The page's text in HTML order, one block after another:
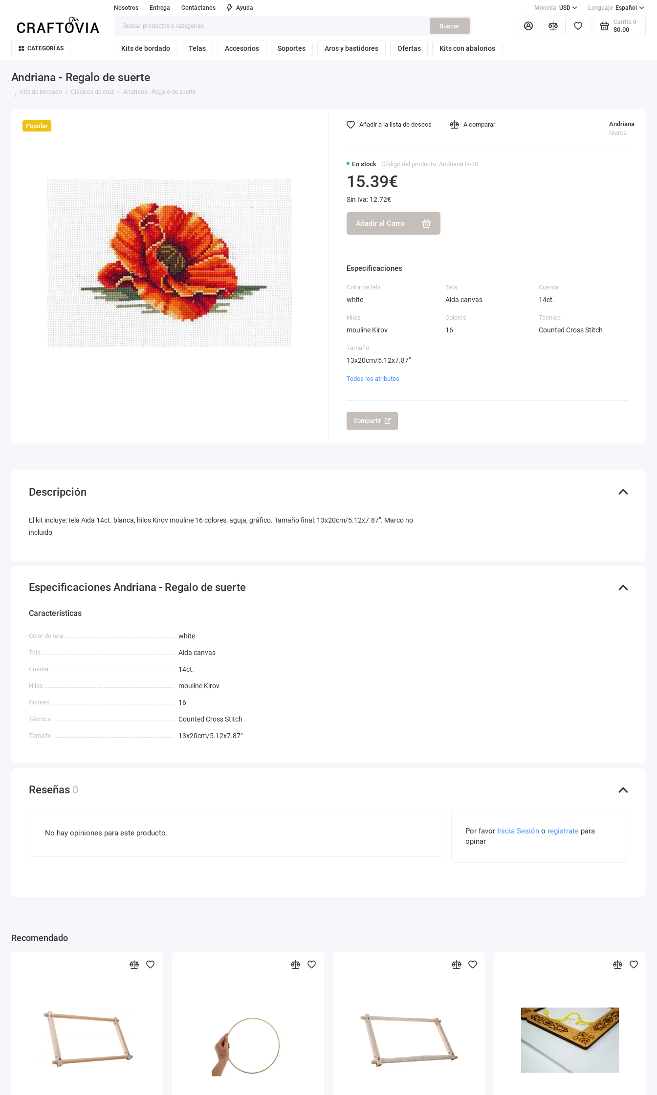
Nosotros Entrega Contáctanos Ayuda Moneda USD Lenguaje Español
Buscar
Carrito 0
$0.00
CATEGORÍAS Kits de bordado Telas Accesorios Soportes Aros y bastidores Ofertas Kits con abalorios
Andriana - Regalo de suerte
Kits de bordado Clásicos de cruz Andriana - Regalo de suerte
Popular
En stock Código del producto: Andriana D-10
Andriana
Marca
15.39€
Sin Iva: 12.72€
Añadir al Carro
Añadir a la lista de deseos A comparar
Especificaciones
Color de tela
white
Tela
Aida canvas
Cuenta
14ct.
Hilos
mouline Kirov
Colores
16
Técnica
Counted Cross Stitch
Tamaño
13x20cm/5.12x7.87"
Todos los atributos
Compartir
Descripción
El kit incluye: tela Aida 14ct. blanca, hilos Kirov mouline 16 colores, aguja, gráfico. Tamaño final: 13x20cm/5.12x7.87". Marco no
incluido
Especificaciones Andriana - Regalo de suerte
Características
Color de tela white
Tela Aida canvas
Cuenta 14ct.
Hilos mouline Kirov
Colores 16
Técnica Counted Cross Stitch
Tamaño 13x20cm/5.12x7.87"
Reseñas 0
No hay opiniones para este producto. Por favor Inicia Sesióno registratepara
opinar
Recomendado